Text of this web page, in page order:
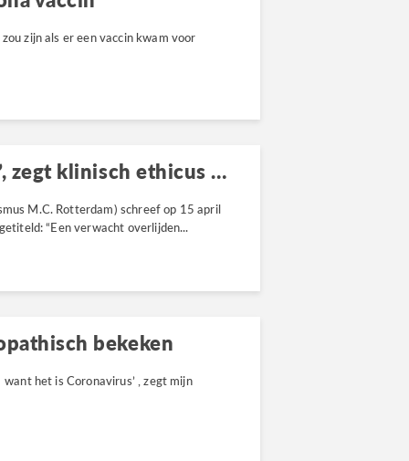
zijn als er een vaccin kwam voor
“Coronabeleid is inhumaan”, zegt klinisch ethicus Erwin Kompanje
M.C. Rotterdam) schreef op 15 april
“Een verwacht overlijden...
bekeken
het is Coronavirus’ , zegt mijn